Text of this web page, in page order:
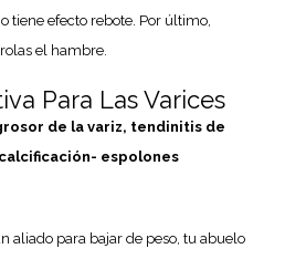
tiene efecto rebote. Por último,
el hambre.
Para Las Varices
de la variz, tendinitis de
espolones
aliado para bajar de peso, tu abuelo